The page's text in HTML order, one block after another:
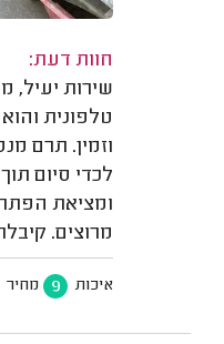
חוות דעת:
שירות יעיל,
טלפונית
וזמין. תרם
לכדי סיום
ומציאת
מרוצים.
איכות 9 מחיר